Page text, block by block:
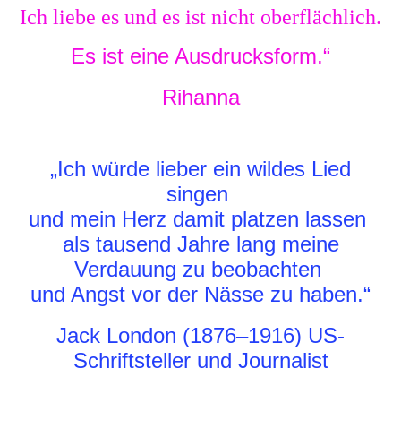
Ich liebe es und es ist nicht oberflächlich.
Es ist eine Ausdrucksform.“
Rihanna
„Ich würde lieber ein wildes Lied
singen
und mein Herz damit platzen lassen
als tausend Jahre lang meine
Verdauung zu beobachten
und Angst vor der Nässe zu haben.“
Jack London (1876–1916) US-
Schriftsteller und Journalist